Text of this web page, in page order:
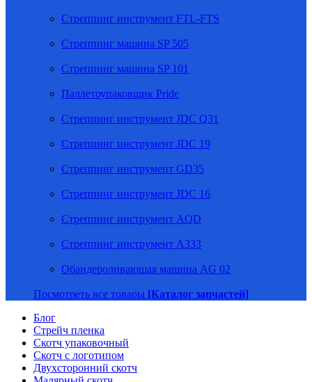
Стреппинг инструмент FTL-FTS
Стреппинг машина SP 505
Стреппинг машина SP 101
Паллетоупаковщик Pride
Стреппинг инструмент JDC Q31
Стреппинг инструмент JDC 19
Стреппинг инструмент GD35
Стреппинг инструмент JDC 16
Стреппинг инструмент AQD
Стреппинг инструмент A333
Обандероливающая машина AG 02
Посмотреть все товары [Каталог запчастей]
Блог
Стрейч пленка
Скотч упаковочный
Скотч с логотипом
Двухсторонний скотч